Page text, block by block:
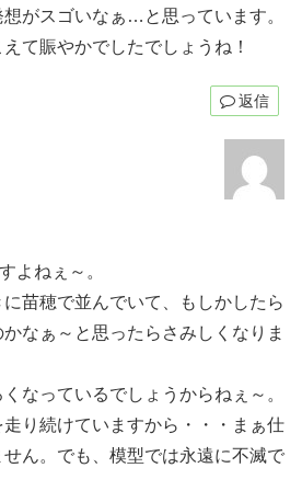
がスゴいなぁ…と思っています。
て賑やかでしたでしょうね！
返信
よねぇ～。
苗穂で並んでいて、もしかしたら
なぁ～と思ったらさみしくなりま
なっているでしょうからねぇ～。
り続けていますから・・・まぁ仕
ん。でも、模型では永遠に不滅で